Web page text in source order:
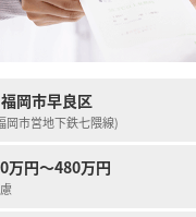
岡市早良区
岡市営地下鉄七隈線)
万円～480万円